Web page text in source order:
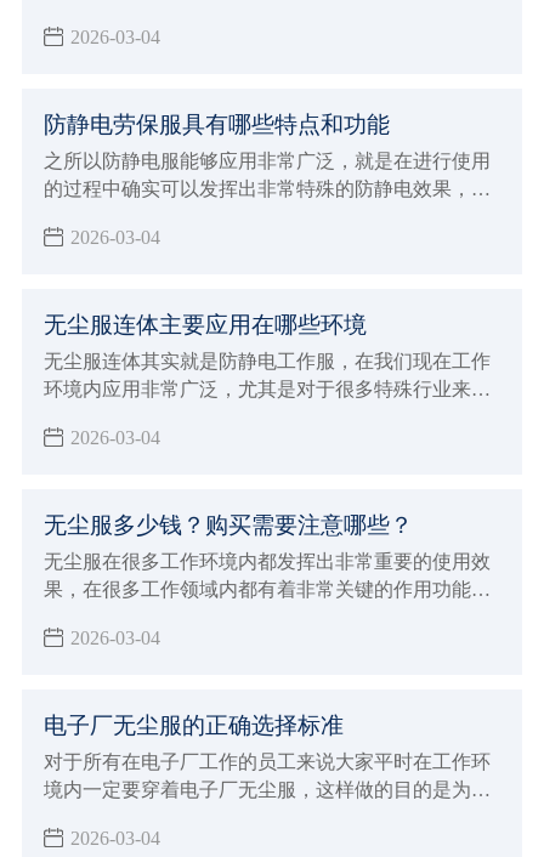
2026-03-04
防静电劳保服具有哪些特点和功能
之所以防静电服能够应用非常广泛，就是在进行使用
的过程中确实可以发挥出非常特殊的防静电效果，对
电劳保服确实也能够给大家带来更好的穿着效果，在
满足各种不同工业环境的生产加工要求，对于应对各
种特殊工作来说会有非常好的保障，在特殊的环境内
避免静电造成严重的影响。
2026-03-04
无尘服连体主要应用在哪些环境
无尘服连体其实就是防静电工作服，在我们现在工作
环境内应用非常广泛，尤其是对于很多特殊行业来说
出灰尘，而且能够达到很好的防静电效果，所以对于
2026-03-04
无尘服多少钱？购买需要注意哪些？
无尘服在很多工作环境内都发挥出非常重要的使用效
果，在很多工作领域内都有着非常关键的作用功能，
2026-03-04
电子厂无尘服的正确选择标准
对于所有在电子厂工作的员工来说大家平时在工作环
境内一定要穿着电子厂无尘服，这样做的目的是为了
种电子仪器造成损伤
2026-03-04